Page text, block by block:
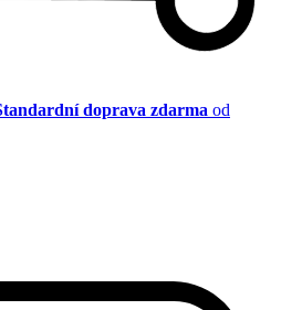
doprava zdarma od